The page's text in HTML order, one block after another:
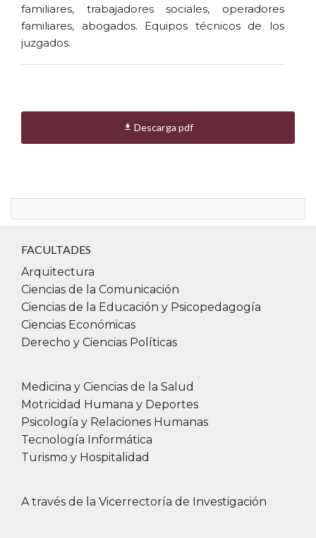
familiares, trabajadores sociales, operadores
familiares, abogados. Equipos técnicos de los
juzgados.
los últimos años del nivel medio, garantizando así que
dispongan de la formación básica necesaria para sostener
crítica y aplicación práctica de los contenidos.
Si presentas alguna pérdida o disminución de
TESCUCHO (IOS) o Voice Aloud Reader
(Android), aplicaciones que realizan una
rápida conversión de la señal sonora del
habla en texto fácilmente legible a una
distancia de 2 metros, facilitando la
comunicación en sociedad de forma integral
 Descarga pdf
FACULTADES
Arquitectura
Ciencias de la Comunicación
Ciencias de la Educación y Psicopedagogía
Ciencias Económicas
Derecho y Ciencias Políticas
Medicina y Ciencias de la Salud
Motricidad Humana y Deportes
Psicología y Relaciones Humanas
Tecnología Informática
Turismo y Hospitalidad
A través de la Vicerrectoría de Investigación